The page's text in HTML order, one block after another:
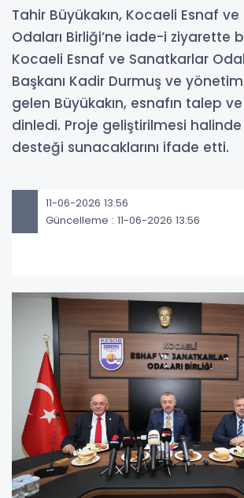
Tahir Büyükakın, Kocaeli Esnaf
Odaları Birliği’ne iade-i ziyarette
Kocaeli Esnaf ve Sanatkarlar
Başkanı Kadir Durmuş ve
gelen Büyükakın, esnafın talep
dinledi. Proje geliştirilmesi
desteği sunacaklarını ifade etti.
11-06-2026 13:56
Güncelleme : 11-06-2026 13:56